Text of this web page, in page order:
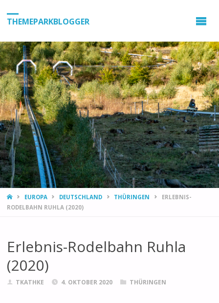
THEMEPARKBLOGGER
HOMEEUROPA DEUTSCHLAND THÜRINGEN
ERLEBNIS-
RODELBAHN RUHLA (2020)
Erlebnis-Rodelbahn Ruhla
(2020)
TKATHKE 4. OKTOBER 2020 THÜRINGEN